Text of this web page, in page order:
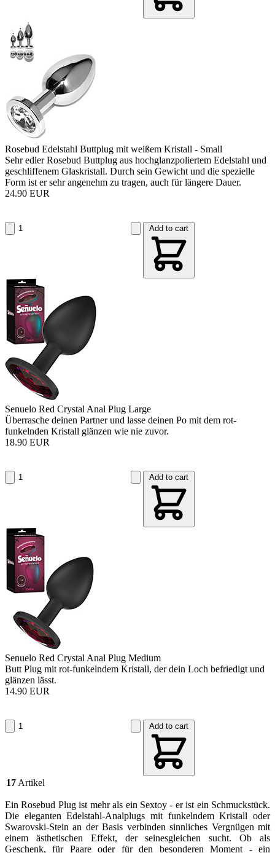
Rosebud Edelstahl Buttplug mit weißem Kristall - Small
Sehr edler Rosebud Buttplug aus hochglanzpoliertem Edelstahl und
geschliffenem Glaskristall. Durch sein Gewicht und die spezielle
Form ist er sehr angenehm zu tragen, auch für längere Dauer.
24.90 EUR
Add to cart
Senuelo Red Crystal Anal Plug Large
Überrasche deinen Partner und lasse deinen Po mit dem rot-
funkelnden Kristall glänzen wie nie zuvor.
18.90 EUR
Add to cart
Senuelo Red Crystal Anal Plug Medium
Butt Plug mit rot-funkelndem Kristall, der dein Loch befriedigt und
glänzen lässt.
14.90 EUR
Add to cart
17 Artikel
Ein Rosebud Plug ist mehr als ein Sextoy - er ist ein Schmuckstück.
Die eleganten Edelstahl-Analplugs mit funkelndem Kristall oder
Swarovski-Stein an der Basis verbinden sinnliches Vergnügen mit
einem ästhetischen Effekt, der seinesgleichen sucht. Ob als
Geschenk, für Paare oder für den besonderen Moment - ein